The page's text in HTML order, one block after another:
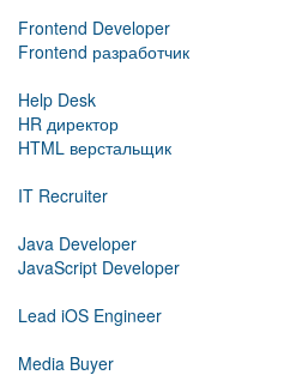
Frontend Developer
Frontend разработчик
Help Desk
HR директор
HTML верстальщик
IT Recruiter
Java Developer
JavaScript Developer
Lead iOS Engineer
Media Buyer